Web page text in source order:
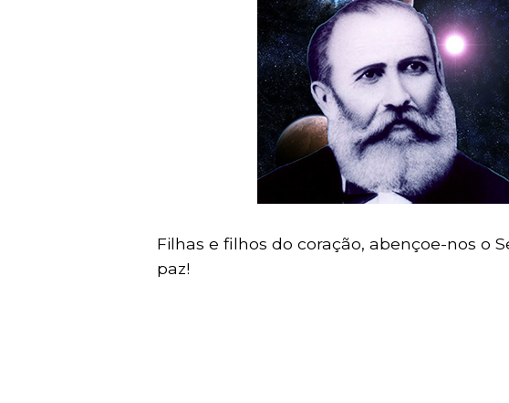
Filhas e filhos do coração, abençoe-nos o
paz!